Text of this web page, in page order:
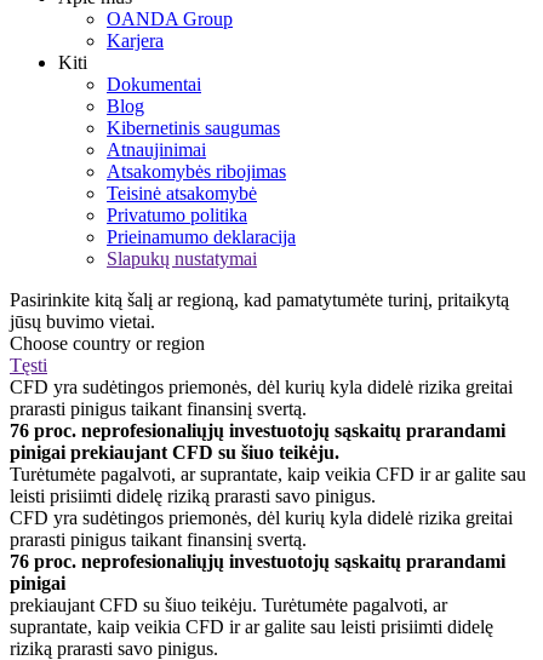
OANDA Group
Karjera
Kiti
Dokumentai
Blog
Kibernetinis saugumas
Atnaujinimai
Atsakomybės ribojimas
Teisinė atsakomybė
Privatumo politika
Prieinamumo deklaracija
Slapukų nustatymai
Pasirinkite kitą šalį ar regioną, kad pamatytumėte turinį, pritaikytą
jūsų buvimo vietai.
Choose country or region
Tęsti
CFD yra sudėtingos priemonės, dėl kurių kyla didelė rizika greitai
prarasti pinigus taikant finansinį svertą.
76 proc. neprofesionaliųjų investuotojų sąskaitų prarandami
pinigai prekiaujant CFD su šiuo teikėju.
Turėtumėte pagalvoti, ar suprantate, kaip veikia CFD ir ar galite sau
leisti prisiimti didelę riziką prarasti savo pinigus.
CFD yra sudėtingos priemonės, dėl kurių kyla didelė rizika greitai
prarasti pinigus taikant finansinį svertą.
76 proc. neprofesionaliųjų investuotojų sąskaitų prarandami
pinigai
prekiaujant CFD su šiuo teikėju. Turėtumėte pagalvoti, ar
suprantate, kaip veikia CFD ir ar galite sau leisti prisiimti didelę
riziką prarasti savo pinigus.